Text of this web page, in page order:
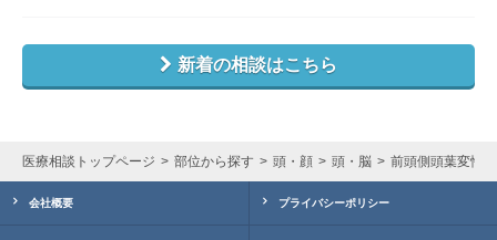
新着の相談はこちら
医療相談トップページ 部位から探す 頭・顔 頭・脳 前頭側頭葉変性症
会社概要 プライバシーポリシー